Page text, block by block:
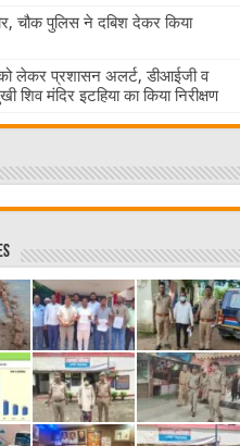
चौक पुलिस ने दबिश देकर किया
लेकर प्रशासन अलर्ट, डीआईजी व
शिव मंदिर इटहिया का किया निरीक्षण